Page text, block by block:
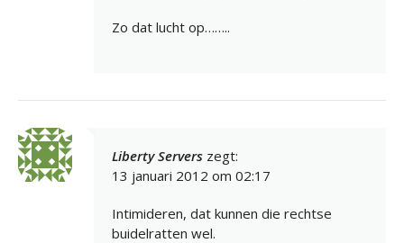
Zo dat lucht op……..
Liberty Servers zegt:
13 januari 2012 om 02:17
Intimideren, dat kunnen die rechtse
buidelratten wel.